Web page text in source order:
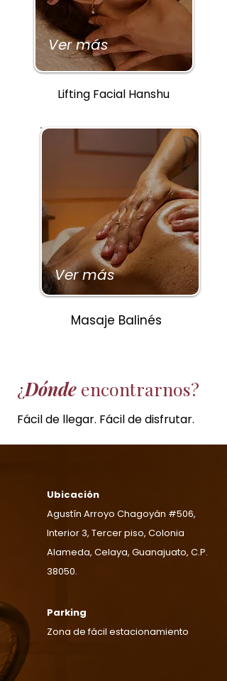
Ver más
Lifting Facial Hanshu
Ver más
Masaje Balinés
¿Dónde encontrarnos?
Fácil de llegar. Fácil de disfrutar.
Ubicación
Agustín Arroyo Chagoyán #506,
Interior 3, Tercer piso, Colonia
Alameda, Celaya, Guanajuato, C.P.
38050.
Parking
Zona de fácil estacionamiento